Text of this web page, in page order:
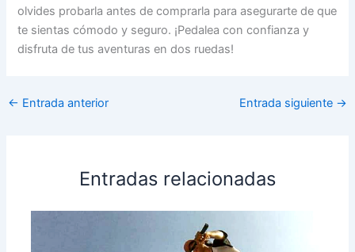
olvides probarla antes de comprarla para asegurarte de que
te sientas cómodo y seguro. ¡Pedalea con confianza y
disfruta de tus aventuras en dos ruedas!
← Entrada anterior Entrada siguiente →
Entradas relacionadas